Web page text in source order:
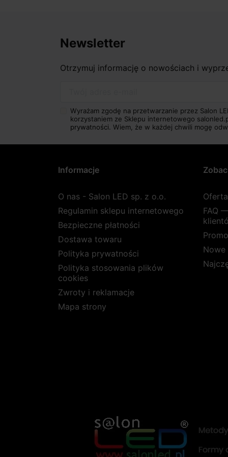
Newsletter
Otrzymuj informację o nowościach i
Wyrażam zgodę na przetwarzanie przez Salon
korzystaniem ze Sklepu internetowego
prywatności. Wiem, że w każdej chwili mogę
Informacje
O nas - Salon LED sp. z o.o.
Regulamin sklepu internetowego
Bezpieczne płatności
Dostawa towaru
Polityka prywatności
Polityka stosowania plików
cookies
Zwroty i reklamacje
Mapa strony
FAQ